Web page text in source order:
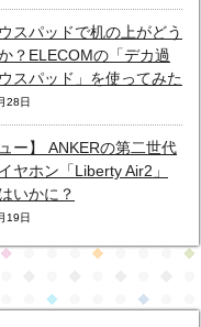
スパッドで机の上がどう
？ELECOMの「デカ過
スパッド」を使ってみた
28日
ュー】 ANKERの第二世代
ヤホン「Liberty Air2」
いかに？
19日